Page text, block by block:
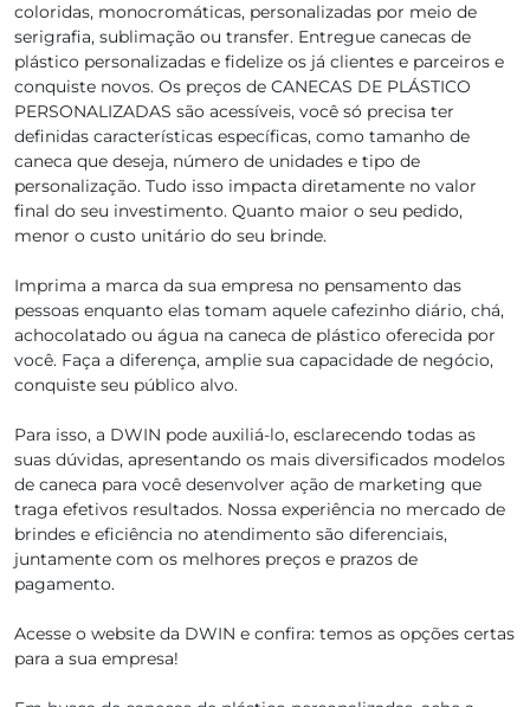
coloridas, monocromáticas, personalizadas por meio de
serigrafia, sublimação ou transfer. Entregue canecas de
plástico personalizadas e fidelize os já clientes e parceiros e
conquiste novos. Os preços de CANECAS DE PLÁSTICO
PERSONALIZADAS são acessíveis, você só precisa ter
definidas características específicas, como tamanho de
caneca que deseja, número de unidades e tipo de
personalização. Tudo isso impacta diretamente no valor
final do seu investimento. Quanto maior o seu pedido,
menor o custo unitário do seu brinde.
Imprima a marca da sua empresa no pensamento das
pessoas enquanto elas tomam aquele cafezinho diário, chá,
achocolatado ou água na caneca de plástico oferecida por
você. Faça a diferença, amplie sua capacidade de negócio,
conquiste seu público alvo.
Para isso, a DWIN pode auxiliá-lo, esclarecendo todas as
suas dúvidas, apresentando os mais diversificados modelos
de caneca para você desenvolver ação de marketing que
traga efetivos resultados. Nossa experiência no mercado de
brindes e eficiência no atendimento são diferenciais,
juntamente com os melhores preços e prazos de
pagamento.
Acesse o website da DWIN e confira: temos as opções certas
para a sua empresa!